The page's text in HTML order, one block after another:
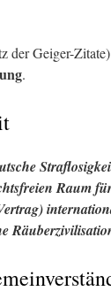
der Geiger-Zitate)
.
Raum